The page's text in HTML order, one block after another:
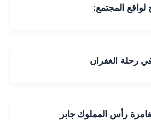
المجتمع:
رحلة الغفران
رأس المملوك جابر